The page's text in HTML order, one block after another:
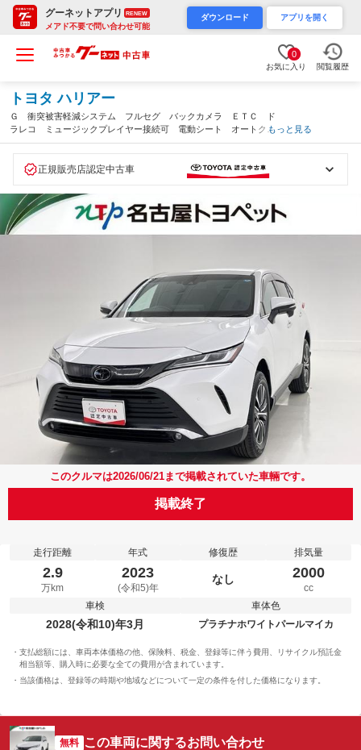
グーネットアプリ RENEW
メアド不要で問い合わせ可能
ダウンロード アプリを開く
0
お気に入り 閲覧履歴
トヨタ ハリアー
Ｇ 衝突被害軽減システム フルセグ バックカメラ ＥＴＣ ド
ラレコ ミュージックプレイヤー接続可 電動シート オートクル
ーズコントロール ＬＥＤヘッドランプ スマートキー キーレス
もっと見る
正規販売店認定中古車
このクルマは2026/06/21まで掲載されていた車輛です。
掲載終了
走行距離
2.9
万km
年式
2023
(令和5)年
修復歴
なし
排気量
2000
cc
車検
2028(令和10)年3月
車体色
プラチナホワイトパールマイカ
支払総額には、車両本体価格の他、保険料、税金、登録等に伴う費用、リサイクル預託金
相当額等、購入時に必要な全ての費用が含まれています。
当該価格は、登録等の時期や地域などについて一定の条件を付した価格になります。
無料 この車両に関するお問い合わせ